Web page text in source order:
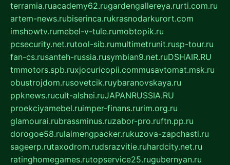
terramia.ruacademy62.rugardengallereya.rurti.com.ru
artem-news.rubiserinca.rukrasnodarkurort.com
imshowtv.rumebel-v-tule.rumobtopik.ru
pcsecurity.net.rutool-sib.rumultimetrunit.rusp-tour.ru
fan-cs.rusanteh-russia.rusymbian9.net.ruDSHAIR.RU
tmmotors.spb.ruxjocuricopii.commusavtomat.msk.ru
obustrojdom.rusovetcik.ruybaranovskaya.ru
ppknews.rucult-alshei.ruJAPANRUSSIA.RU
proekciyamebel.ruimper-finans.rurim.org.ru
glamourai.rubrassminus.ruzabor-pro.ruftn.pp.ru
dorogoe58.rulaimengpacker.rukuzova-zapchasti.ru
sageerp.rutaxodrom.rudsrazvitie.ruhardcity.net.ru
ratinghomegames.rutopservice25.rugubernyan.ru